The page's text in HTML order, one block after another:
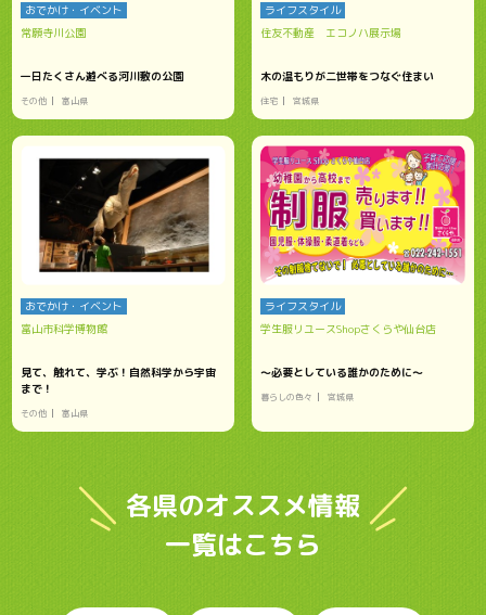
おでかけ・イベント
常願寺川公園
一日たくさん遊べる河川敷の公園
その他 富山県
ライフスタイル
住友不動産 エコノハ展示場
木の温もりが二世帯をつなぐ住まい
住宅 宮城県
おでかけ・イベント
富山市科学博物館
見て、触れて、学ぶ！自然科学から宇宙
まで！
その他 富山県
ライフスタイル
学生服リユースShopさくらや仙台店
～必要としている誰かのために～
暮らしの色々 宮城県
各県のオススメ情報
一覧はこちら